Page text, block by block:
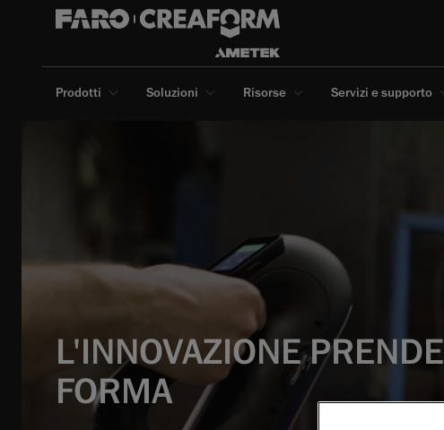
Prodotti Soluzioni Risorse Servizi e supporto
L'INNOVAZIONE PRENDE
FORMA